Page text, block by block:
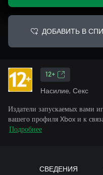
ДОБАВИТЬ В
12+
Насилие, Секс
Издатели запускаемых вами
вашего профиля Xbox и к
Подробнее
СВЕДЕНИЯ